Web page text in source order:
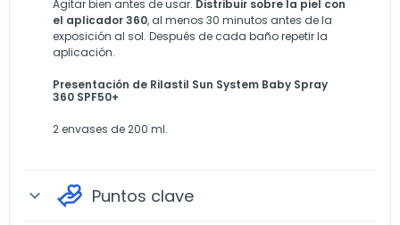
Agitar bien antes de usar. Distribuir sobre la piel con
el aplicador 360, al menos 30 minutos antes de la
exposición al sol. Después de cada baño repetir la
aplicación.
Presentación de Rilastil Sun System Baby Spray
360 SPF50+
2 envases de 200 ml.
expand_more Puntos clave